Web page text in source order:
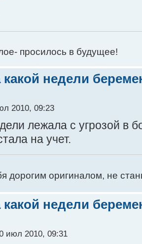
просилось в будущее!
какой недели
2010, 09:23
лежала с угрозой в
на учет.
дорогим оригиналом, не
какой недели
июл 2010, 09:31